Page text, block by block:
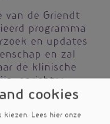
van de Griendt
programma
en updates
en zal
de klinische
oprichter
en promovendus
fervent analist
cookies
kiezen. Lees hier onze